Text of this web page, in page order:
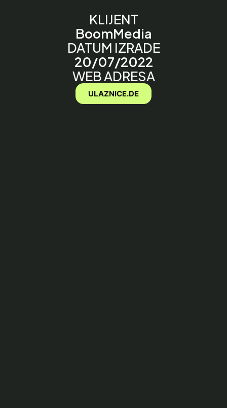
KLIJENT
BoomMedia
DATUM IZRADE
20/07/2022
WEB ADRESA
ULAZNICE.DE